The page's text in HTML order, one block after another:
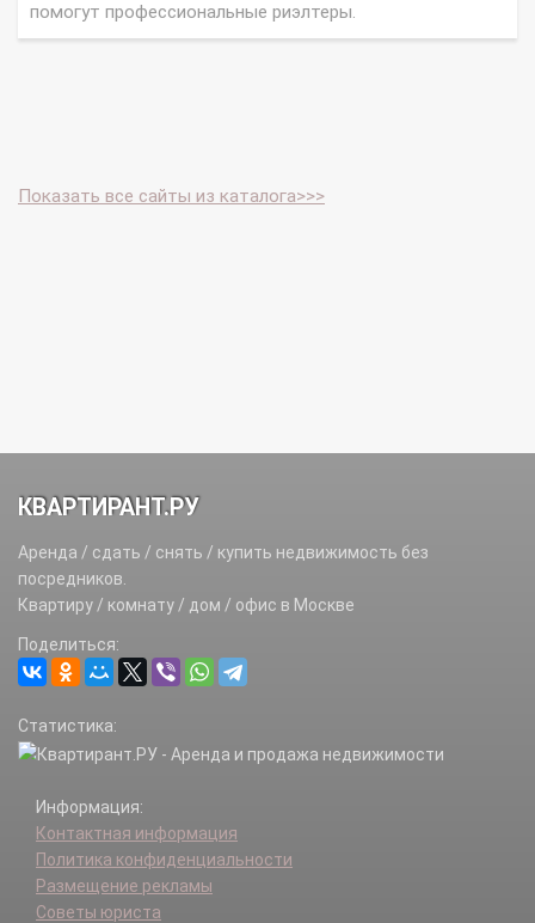
помогут профессиональные риэлтеры.
Показать все сайты из каталога>>>
КВАРТИРАНТ.РУ
Аренда / сдать / снять / купить недвижимость без
посредников.
Квартиру / комнату / дом / офис в Москве
Поделиться:
Статистика:
Информация:
Контактная информация
Политика конфиденциальности
Размещение рекламы
Советы юриста